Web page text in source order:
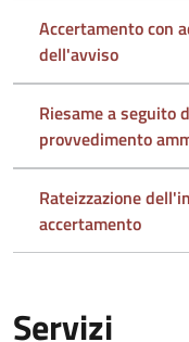
Accertamento con
dell'avviso
Riesame a seguito
provvedimento
Rateizzazione
accertamento
Servizi